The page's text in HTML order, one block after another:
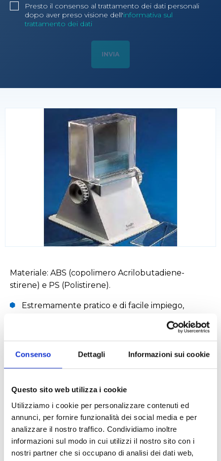
Consenso Dettagli Informazioni sui cookie
Questo sito web utilizza i cookie
Utilizziamo i cookie per personalizzare contenuti ed
annunci, per fornire funzionalità dei social media e per
analizzare il nostro traffico. Condividiamo inoltre
informazioni sul modo in cui utilizzi il nostro sito con i
nostri partner che si occupano di analisi dei dati web,
Presto il consenso al trattamento dei dati personali
dopo aver preso visione dell'informativa sul
trattamento dei dati
Materiale: ABS (copolimero Acrilobutadiene-
stirene) e PS (Polistirene).
Estremamente pratico e di facile impiego,
perfettamente puliti fuori dal contatto con la
polvere. I vetrini fuoriescono uno alla volta
mediante la rotazione delle apposite manopole.
Capacità: 50 vetrini di mm 26x76.
Settori
Ambientale Biologico e diagnostico Chimico